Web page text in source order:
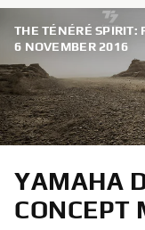
THE TÉNÉRÉ SPIRIT:
6 NOVEMBER 2016
YAMAHA
CONCEPT